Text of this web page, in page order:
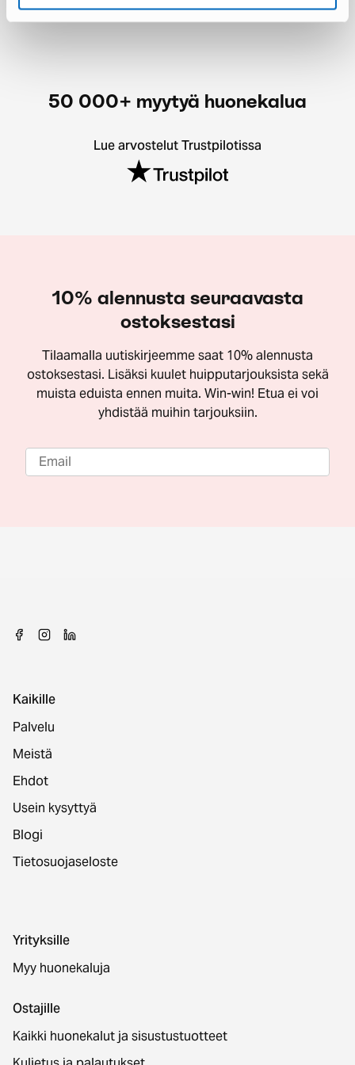
50 000+ myytyä huonekalua
Lue arvostelut Trustpilotissa
10% alennusta seuraavasta
ostoksestasi
Tilaamalla uutiskirjeemme saat 10% alennusta
ostoksestasi. Lisäksi kuulet huipputarjouksista sekä
muista eduista ennen muita. Win-win! Etua ei voi
yhdistää muihin tarjouksiin.
Kaikille
Palvelu
Meistä
Ehdot
Usein kysyttyä
Blogi
Tietosuojaseloste
Yrityksille
Myy huonekaluja
Ostajille
Kaikki huonekalut ja sisustustuotteet